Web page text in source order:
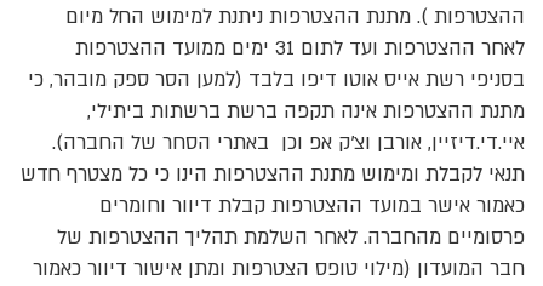
ההצטרפות ). מתנת ההצטרפות ניתנת למימוש החל מיום
לאחר ההצטרפות ועד לתום 31 ימים ממועד ההצטרפות
בסניפי רשת אייס אוטו דיפו בלבד (למען הסר ספק מובהר, כי
מתנת ההצטרפות אינה תקפה ברשת ברשתות ביתילי,
איי.די.דיזיין, אורבן וצ'ק אפ וכן באתרי הסחר של החברה).
תנאי לקבלת ומימוש מתנת ההצטרפות הינו כי כל מצטרף חדש
כאמור אישר במועד ההצטרפות קבלת דיוור וחומרים
פרסומיים מהחברה. לאחר השלמת תהליך ההצטרפות של
חבר המועדון (מילוי טופס הצטרפות ומתן אישור דיוור כאמור